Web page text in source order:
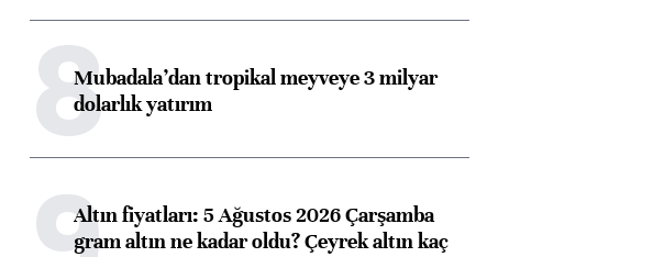
8Mubadala’dan tropikal meyveye 3 milyar
dolarlık yatırım
Altın fiyatları: 5 Ağustos 2026 Çarşamba
gram altın ne kadar oldu? Çeyrek altın kaç